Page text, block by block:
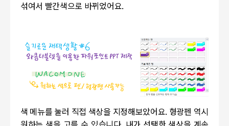
섞여서 빨간색으로 바뀌었어요.
색 메뉴를 눌러 직접 색상을 지정해보았어요. 형광펜 역시